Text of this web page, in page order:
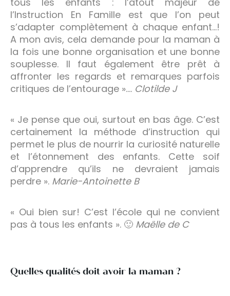
l’Instruction En Famille est que l’on peut
s’adapter complètement à chaque enfant…!
A mon avis, cela demande pour la maman à
la fois une bonne organisation et une bonne
souplesse. Il faut également être prêt à
affronter les regards et remarques parfois
critiques de l’entourage »…. Clotilde J
« Je pense que oui, surtout en bas âge. C’est
certainement la méthode d’instruction qui
permet le plus de nourrir la curiosité naturelle
et l’étonnement des enfants. Cette soif
d’apprendre qu’ils ne devraient jamais
perdre ». Marie-Antoinette B
« Oui bien sur! C’est l’école qui ne convient
pas à tous les enfants ». 🙂 Maëlle de C
Quelles qualités doit avoir la maman ?